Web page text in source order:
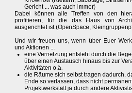
Gericht ... was auch immer)
Dabei können alle Treffen von den
profitieren, für die das Haus von
ausgerichtet ist (OpenSpace,
Und wir freuen uns, wenn über Euer
und Aktionen ...
eine Vernetzung entsteht durch die
über einen Austausch hinaus bis zur
Aktivitäten o.ä.
die Räume sich selbst tragen dadurch,
Ende so verlassen, dass nicht
Projektwerkstatt ja durch andere